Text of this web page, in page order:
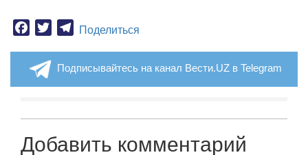
Facebook
TwitterTelegram
Поделиться
Подписывайтесь на канал Вести.UZ в Telegram
Добавить комментарий